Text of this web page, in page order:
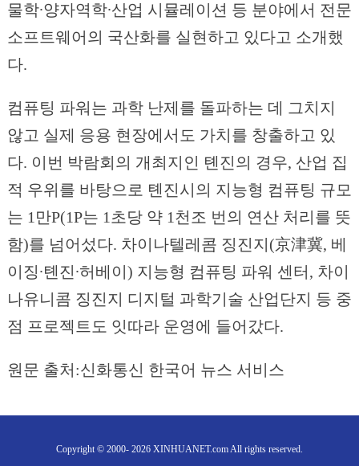
물학∙양자역학∙산업 시뮬레이션 등 분야에서 전문
소프트웨어의 국산화를 실현하고 있다고 소개했
다.
컴퓨팅 파워는 과학 난제를 돌파하는 데 그치지
않고 실제 응용 현장에서도 가치를 창출하고 있
다. 이번 박람회의 개최지인 톈진의 경우, 산업 집
적 우위를 바탕으로 톈진시의 지능형 컴퓨팅 규모
는 1만P(1P는 1초당 약 1천조 번의 연산 처리를 뜻
함)를 넘어섰다. 차이나텔레콤 징진지(京津冀, 베
이징∙톈진∙허베이) 지능형 컴퓨팅 파워 센터, 차이
나유니콤 징진지 디지털 과학기술 산업단지 등 중
점 프로젝트도 잇따라 운영에 들어갔다.
원문 출처:신화통신 한국어 뉴스 서비스
Copyright © 2000- 2026 XINHUANET.com All rights reserved.